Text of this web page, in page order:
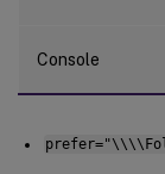
Console